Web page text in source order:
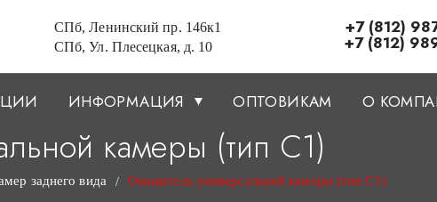
СПб, Ленинский пр. 146к1
СПб, Ул. Плесецкая, д. 10
+7 (812)
+7 (812)
ИНФОРМАЦИЯ ОПТОВИКАМ О
камеры (тип С1)
заднего вида / Омыватель универсальной камеры (тип С1)